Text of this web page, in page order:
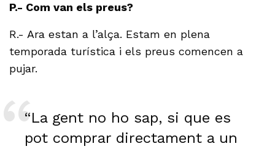
P.- Com van els preus?
R.- Ara estan a l’alça. Estam en plena
temporada turística i els preus comencen a
pujar.
“La gent no ho sap, si que es
pot comprar directament a un